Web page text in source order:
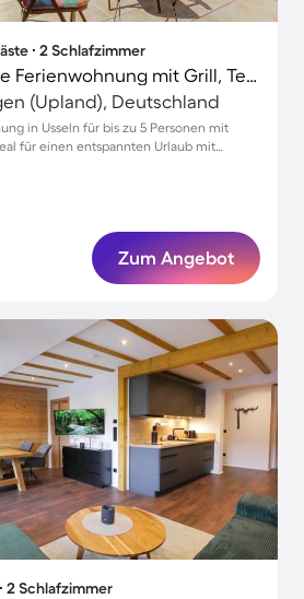
∙ 2 Schlafzimmer
Kinderfreundliche Ferienwohnung mit Grill, Terrasse und Garten | Gartenblick | Haustiere sind willkommen
(Upland), Deutschland
in Usseln für bis zu 5 Personen mit
für einen entspannten Urlaub mit
Zum Angebot
2 Schlafzimmer